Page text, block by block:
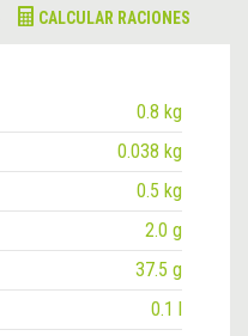
CALCULAR RACIONES
0.8 kg
0.038 kg
0.5 kg
2.0 g
37.5 g
0.1 l